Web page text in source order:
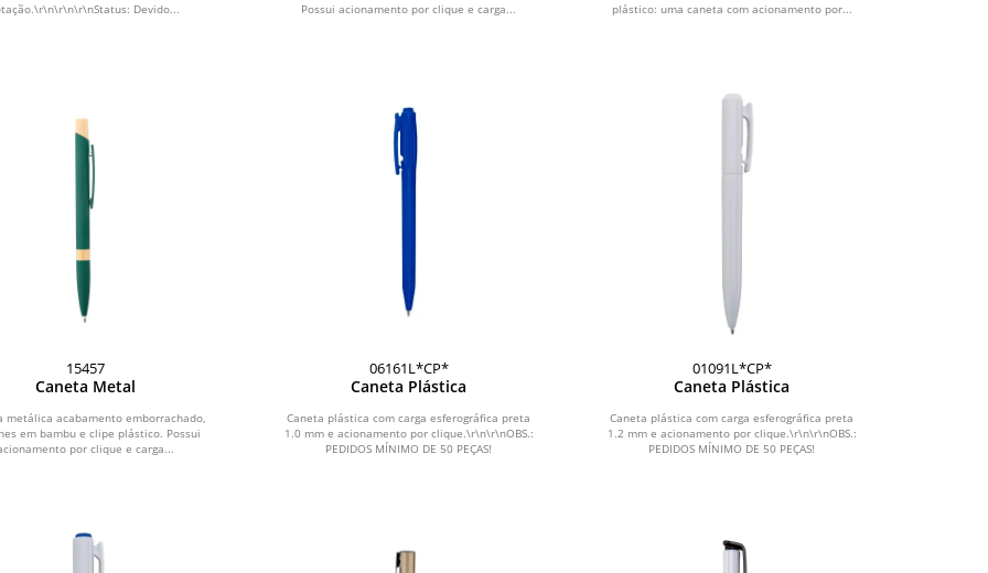
Devido...
Possui acionamento por clique e carga...
plástico: uma caneta com acionamento por...
15457
Caneta Metal
metálica acabamento emborrachado,
em bambu e clipe plástico. Possui
por clique e carga...
06161L*CP*
Caneta Plástica
Caneta plástica com carga esferográfica preta
1.0 mm e acionamento por clique.\r\n\r\nOBS.:
PEDIDOS MÍNIMO DE 50 PEÇAS!
01091L*CP*
Caneta Plástica
Caneta plástica com carga esferográfica preta
1.2 mm e acionamento por clique.\r\n\r\nOBS.:
PEDIDOS MÍNIMO DE 50 PEÇAS!